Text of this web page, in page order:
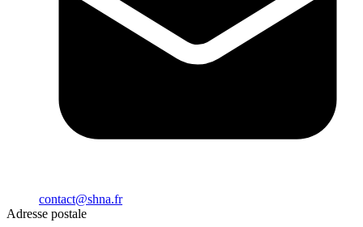
contact@shna.fr
Adresse postale